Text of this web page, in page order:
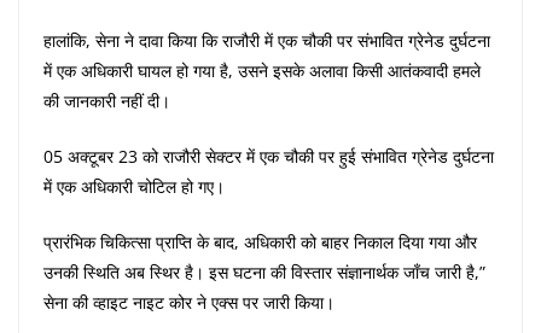
हालांकि, सेना ने दावा किया कि राजौरी में एक चौकी पर संभावित ग्रेनेड दुर्घटना
में एक अधिकारी घायल हो गया है, उसने इसके अलावा किसी आतंकवादी हमले
की जानकारी नहीं दी।
05 अक्टूबर 23 को राजौरी सेक्टर में एक चौकी पर हुई संभावित ग्रेनेड दुर्घटना
में एक अधिकारी चोटिल हो गए।
प्रारंभिक चिकित्सा प्राप्ति के बाद, अधिकारी को बाहर निकाल दिया गया और
उनकी स्थिति अब स्थिर है। इस घटना की विस्तार संज्ञानार्थक जाँच जारी है,”
सेना की व्हाइट नाइट कोर ने एक्स पर जारी किया।